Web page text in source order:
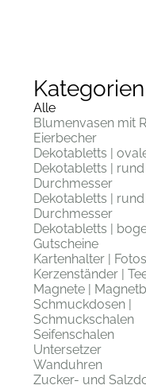
Kategorien
Blumenvasen mit
Eierbecher
Dekotabletts |
Dekotabletts |
Durchmesser
Dekotabletts |
Durchmesser
Dekotabletts |
Gutscheine
Kartenhalter |
Kerzenständer |
Magnete |
Schmuckdosen |
Schmuckschalen
Seifenschalen
Untersetzer
Wanduhren
Zucker- und
Alle